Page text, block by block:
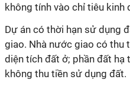
không tính vào chỉ tiêu kinh
Dự án có thời hạn sử dụng
giao. Nhà nước giao có thu
diện tích đất ở; phần đất
không thu tiền sử dụng đất.